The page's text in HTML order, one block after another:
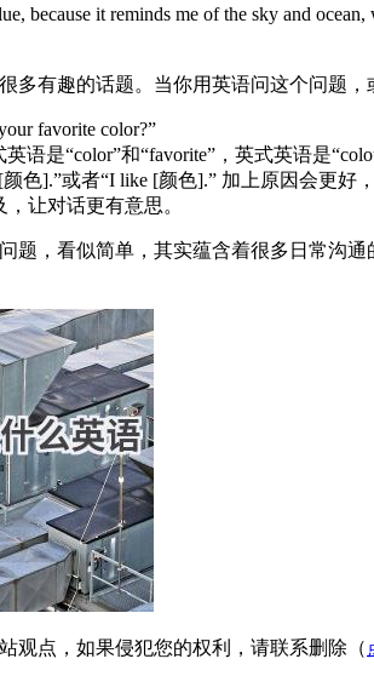
because it reminds me of the sky and
多有趣的话题。当你用英语问这个问题
favorite color?”
英语是“color”和“favorite”，英式英语是
色].”或者“I like [颜色].” 加上原因会更好，
让对话更有意思。
题，看似简单，其实蕴含着很多日常沟
观点，如果侵犯您的权利，请联系删除（